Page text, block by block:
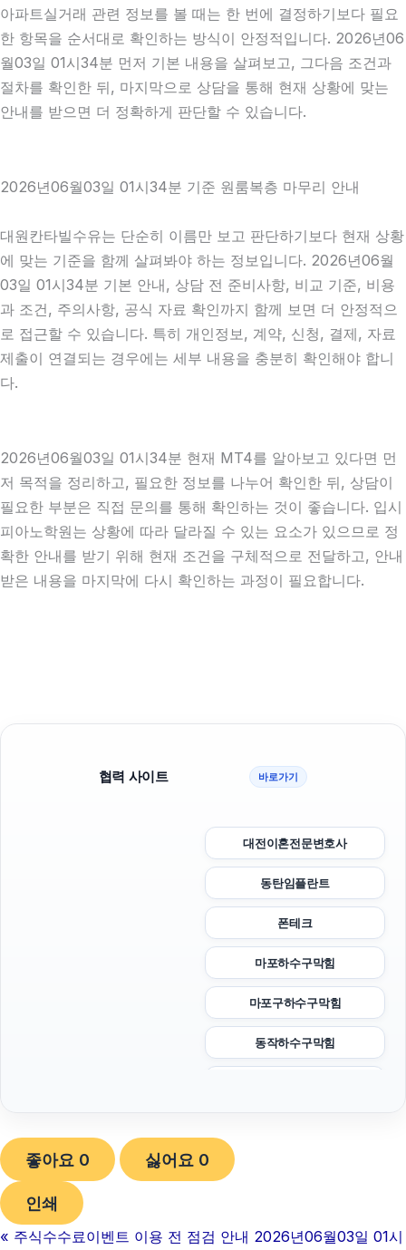
아파트실거래 관련 정보를 볼 때는 한 번에 결정하기보다 필요
한 항목을 순서대로 확인하는 방식이 안정적입니다. 2026년06
월03일 01시34분 먼저 기본 내용을 살펴보고, 그다음 조건과
절차를 확인한 뒤, 마지막으로 상담을 통해 현재 상황에 맞는
안내를 받으면 더 정확하게 판단할 수 있습니다.
2026년06월03일 01시34분 기준 원룸복층 마무리 안내
대원칸타빌수유는 단순히 이름만 보고 판단하기보다 현재 상황
에 맞는 기준을 함께 살펴봐야 하는 정보입니다. 2026년06월
03일 01시34분 기본 안내, 상담 전 준비사항, 비교 기준, 비용
과 조건, 주의사항, 공식 자료 확인까지 함께 보면 더 안정적으
로 접근할 수 있습니다. 특히 개인정보, 계약, 신청, 결제, 자료
제출이 연결되는 경우에는 세부 내용을 충분히 확인해야 합니
다.
2026년06월03일 01시34분 현재 MT4를 알아보고 있다면 먼
저 목적을 정리하고, 필요한 정보를 나누어 확인한 뒤, 상담이
필요한 부분은 직접 문의를 통해 확인하는 것이 좋습니다. 입시
피아노학원는 상황에 따라 달라질 수 있는 요소가 있으므로 정
확한 안내를 받기 위해 현재 조건을 구체적으로 전달하고, 안내
받은 내용을 마지막에 다시 확인하는 과정이 필요합니다.
협력 사이트 바로가기
대전이혼전문변호사
동탄임플란트
폰테크
마포하수구막힘
마포구하수구막힘
동작하수구막힘
이혼전문변호사
좋아요 0 싫어요 0
인쇄
« 주식수수료이벤트 이용 전 점검 안내 2026년06월03일 01시